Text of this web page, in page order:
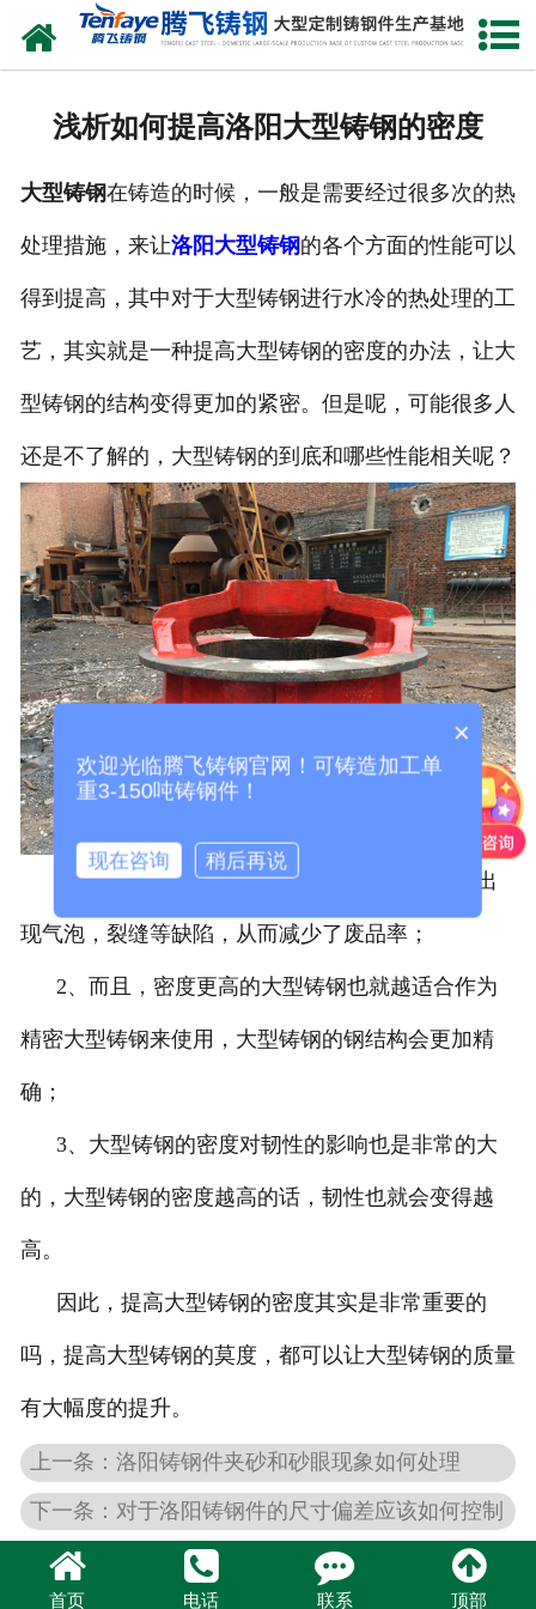
网站首页
生产能力
联系我们
浅析如何提高洛阳大型铸钢的密度
大型铸钢在铸造的时候，一般是需要经过很多次的热
处理措施，来让洛阳大型铸钢的各个方面的性能可以
得到提高，其中对于大型铸钢进行水冷的热处理的工
艺，其实就是一种提高大型铸钢的密度的办法，让大
型铸钢的结构变得更加的紧密。但是呢，可能很多人
还是不了解的，大型铸钢的到底和哪些性能相关呢？
1、大型铸钢的密度越高的话，就越不容易会出
现气泡，裂缝等缺陷，从而减少了废品率；
2、而且，密度更高的大型铸钢也就越适合作为
精密大型铸钢来使用，大型铸钢的钢结构会更加精
确；
3、大型铸钢的密度对韧性的影响也是非常的大
的，大型铸钢的密度越高的话，韧性也就会变得越
高。
因此，提高大型铸钢的密度其实是非常重要的
吗，提高大型铸钢的莫度，都可以让大型铸钢的质量
有大幅度的提升。
上一条：洛阳铸钢件夹砂和砂眼现象如何处理
下一条：对于洛阳铸钢件的尺寸偏差应该如何控制
首页 电话 联系 顶部
×
欢迎光临腾飞铸钢官网！可铸造加工单
重3-150吨铸钢件！
现在咨询 稍后再说